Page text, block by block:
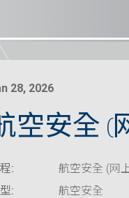
28, 2026
空安全 (
:
航空安全 (网
:
航空安全